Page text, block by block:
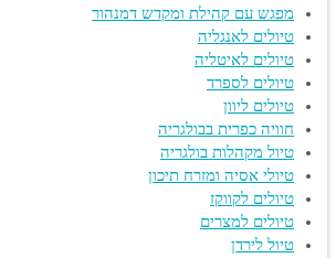
מפגש עם קהילת ומקדש דמנהור
טיולים לאנגליה
טיולים לאיטליה
טיולים לספרד
טיולים ליוון
חוויה כפרית בבולגריה
טיול מקהלות בולגריה
טיולי אסיה ומזרח תיכון
טיולים לקווקז
טיולים למצרים
טיול לירדן